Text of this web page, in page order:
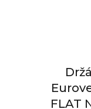
FLAT